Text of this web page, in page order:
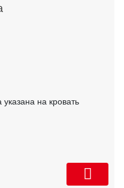
на кровать